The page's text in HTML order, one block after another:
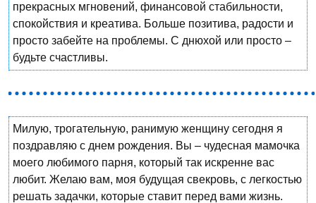
прекрасных мгновений, финансовой стабильности,
спокойствия и креатива. Больше позитива, радости и
просто забейте на проблемы. С днюхой или просто –
будьте счастливы.
Милую, трогательную, ранимую женщину сегодня я
поздравляю с днем рождения. Вы – чудесная мамочка
моего любимого парня, который так искренне вас
любит. Желаю вам, моя будущая свекровь, с легкостью
решать задачки, которые ставит перед вами жизнь.